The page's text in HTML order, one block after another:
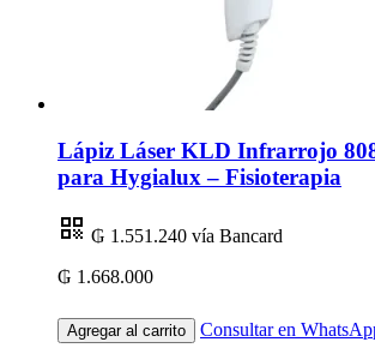
Lápiz Láser KLD Infrarrojo
para Hygialux – Fisioterapia
₲ 1.551.240 vía Bancard
₲ 1.668.000
Agregar al carrito Consultar en